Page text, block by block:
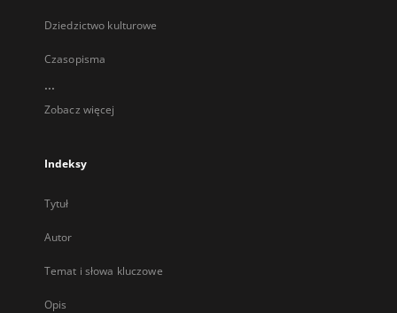
Dziedzictwo kulturowe
Czasopisma
...
Zobacz więcej
Indeksy
Tytuł
Autor
Temat i słowa kluczowe
Opis